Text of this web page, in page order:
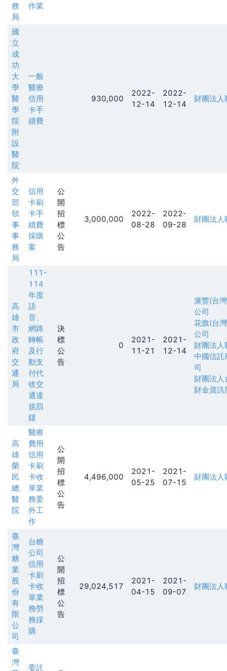
務
局
作業
國
立
成
功
大
學
醫
學
院
附
設
醫
院
一般
醫療
信用
卡手
續費
930,000
2022-
12-14
2022-
12-14
財團法人
外
交
部
領
事
事
務
局
信用
卡刷
卡手
續費
採購
案
公
開
招
標
公
告
3,000,000
2022-
08-28
2022-
09-28
財團法人
高
雄
市
政
府
交
通
局
111-
114
年度
語
音、
網路
轉帳
及行
動支
付代
收交
通違
規罰
鍰
決
標
公
告
0
2021-
11-21
2021-
12-14
滙豐(台
公司
花旗(台
公司
財團法人
中國信託
司
財團法人
財金資訊
高
雄
榮
民
總
醫
院
醫療
費用
信用
卡刷
卡收
單業
務委
外工
作
公
開
招
標
公
告
4,496,000
2021-
05-25
2021-
07-15
財團法人
臺
灣
糖
業
股
份
有
限
公
司
台糖
公司
信用
卡刷
卡收
單業
務勞
務採
購
公
開
招
標
公
告
29,024,517
2021-
04-15
2021-
09-07
財團法人
臺
灣
委託